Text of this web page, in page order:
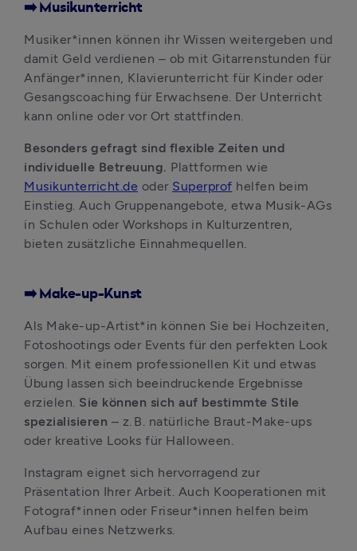
➡️ Musikunterricht
Musiker*innen können ihr Wissen weitergeben und
damit Geld verdienen – ob mit Gitarrenstunden für
Anfänger*innen, Klavierunterricht für Kinder oder
Gesangscoaching für Erwachsene. Der Unterricht
kann online oder vor Ort stattfinden.
Besonders gefragt sind flexible Zeiten und
individuelle Betreuung.
Musikunterricht.de oder Superprof helfen beim
Einstieg. Auch Gruppenangebote, etwa Musik-AGs
in Schulen oder Workshops in Kulturzentren,
bieten zusätzliche Einnahmequellen.
➡️ Make-up-Kunst
Als Make-up-Artist*in können Sie bei Hochzeiten,
Fotoshootings oder Events für den perfekten Look
sorgen. Mit einem professionellen Kit und etwas
Übung lassen sich beeindruckende Ergebnisse
erzielen. Sie können sich auf bestimmte Stile
spezialisieren – z. B. natürliche Braut-Make-ups
oder kreative Looks für Halloween.
Instagram eignet sich hervorragend zur
Präsentation Ihrer Arbeit. Auch Kooperationen mit
Fotograf*innen oder Friseur*innen helfen beim
Aufbau eines Netzwerks.